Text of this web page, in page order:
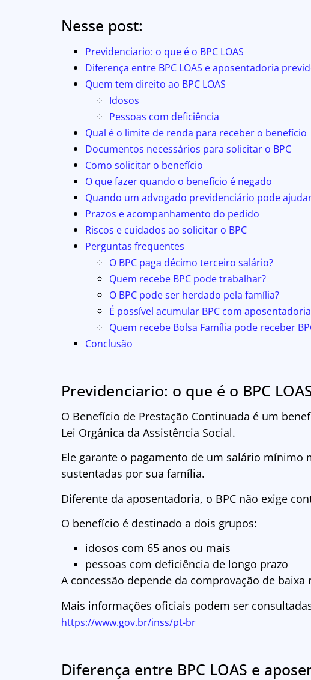
Nesse post:
Previdenciario: o que é o BPC LOAS
Diferença entre BPC LOAS e aposentadoria
Quem tem direito ao BPC LOAS
Idosos
Pessoas com deficiência
Qual é o limite de renda para receber o benefício
Documentos necessários para solicitar o BPC
Como solicitar o benefício
O que fazer quando o benefício é negado
Quando um advogado previdenciário pode
Prazos e acompanhamento do pedido
Riscos e cuidados ao solicitar o BPC
Perguntas frequentes
O BPC paga décimo terceiro salário?
Quem recebe BPC pode trabalhar?
O BPC pode ser herdado pela família?
É possível acumular BPC com
Quem recebe Bolsa Família pode receber
Conclusão
Previdenciario: o que é o BPC
O Benefício de Prestação Continuada é um
Lei Orgânica da Assistência Social.
Ele garante o pagamento de um salário mínimo
sustentadas por sua família.
Diferente da aposentadoria, o BPC não exige
O benefício é destinado a dois grupos:
idosos com 65 anos ou mais
pessoas com deficiência de longo prazo
A concessão depende da comprovação de
Mais informações oficiais podem ser
https://www.gov.br/inss/pt-br
Diferença entre BPC LOAS e